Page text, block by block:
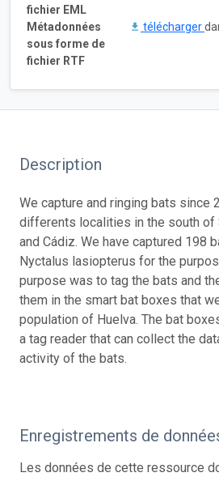
fichier EML
Métadonnées
sous forme de
fichier RTF
télécharger
Description
We capture and ringing bats since
differents localities in the south of
and Cádiz. We have captured 198
Nyctalus lasiopterus for the
purpose was to tag the bats and
them in the smart bat boxes that
population of Huelva. The bat
a tag reader that can collect the
activity of the bats.
Enregistrements de
Les données de cette ressource